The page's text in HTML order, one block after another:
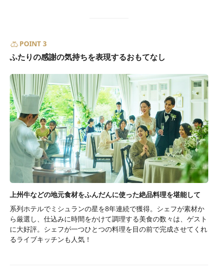
POINT 3
ふたりの感謝の気持ちを表現するおもてなし
上州牛などの地元食材をふんだんに使った絶品料理を堪能して
系列ホテルでミシュランの星を8年連続で獲得。シェフが素材か
ら厳選し、仕込みに時間をかけて調理する美食の数々は、ゲスト
に大好評。シェフが一つひとつの料理を目の前で完成させてくれ
るライブキッチンも人気！